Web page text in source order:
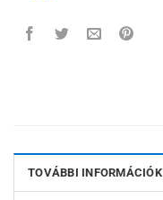
TOVÁBBI INFORMÁCIÓK